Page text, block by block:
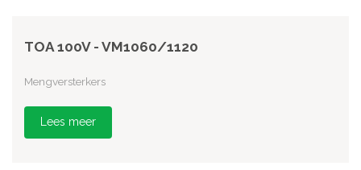
TOA 100V - VM1060/1120
Mengversterkers
Lees meer